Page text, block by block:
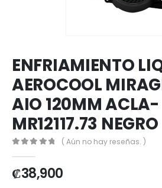
ENFRIAMIENTO
AEROCOOL
AIO 120MM ACLA-
MR12117.73 NEGRO
( Aún no hay reseñas. )
₡38,900